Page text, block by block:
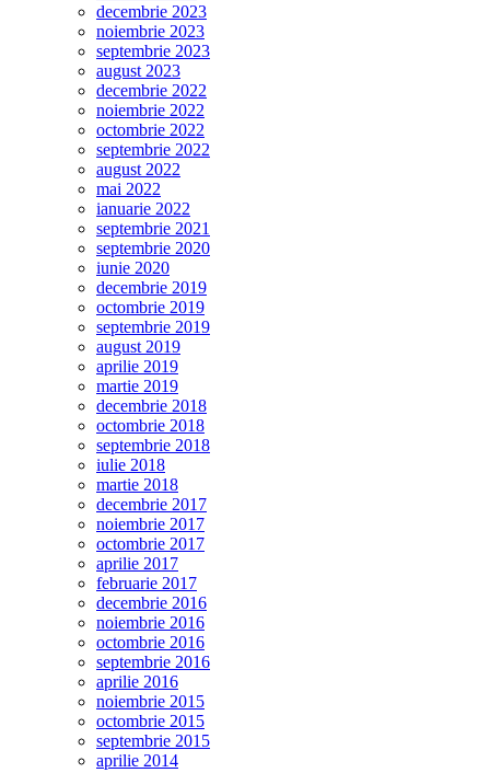
decembrie 2023
noiembrie 2023
septembrie 2023
august 2023
decembrie 2022
noiembrie 2022
octombrie 2022
septembrie 2022
august 2022
mai 2022
ianuarie 2022
septembrie 2021
septembrie 2020
iunie 2020
decembrie 2019
octombrie 2019
septembrie 2019
august 2019
aprilie 2019
martie 2019
decembrie 2018
octombrie 2018
septembrie 2018
iulie 2018
martie 2018
decembrie 2017
noiembrie 2017
octombrie 2017
aprilie 2017
februarie 2017
decembrie 2016
noiembrie 2016
octombrie 2016
septembrie 2016
aprilie 2016
noiembrie 2015
octombrie 2015
septembrie 2015
aprilie 2014